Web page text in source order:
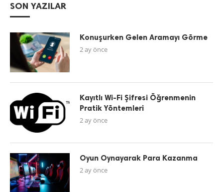
SON YAZILAR
Konuşurken Gelen Aramayı Görme
2 ay önce
Kayıtlı Wi-Fi Şifresi Öğrenmenin
Pratik Yöntemleri
2 ay önce
Oyun Oynayarak Para Kazanma
2 ay önce